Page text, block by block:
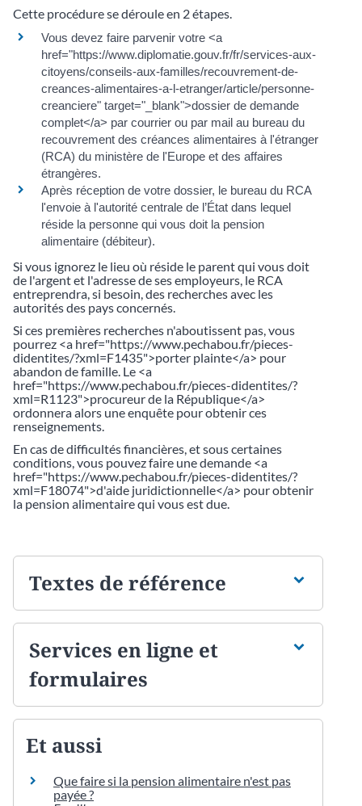
Cette procédure se déroule en 2 étapes.
Vous devez faire parvenir votre <a
href="https://www.diplomatie.gouv.fr/fr/services-aux-
citoyens/conseils-aux-familles/recouvrement-de-
creances-alimentaires-a-l-etranger/article/personne-
creanciere" target="_blank">dossier de demande
complet</a> par courrier ou par mail au bureau du
recouvrement des créances alimentaires à l'étranger
(RCA) du ministère de l'Europe et des affaires
étrangères.
Après réception de votre dossier, le bureau du RCA
l'envoie à l'autorité centrale de l’État dans lequel
réside la personne qui vous doit la pension
alimentaire (débiteur).
Si vous ignorez le lieu où réside le parent qui vous doit
de l'argent et l'adresse de ses employeurs, le RCA
entreprendra, si besoin, des recherches avec les
autorités des pays concernés.
Si ces premières recherches n'aboutissent pas, vous
pourrez <a href="https://www.pechabou.fr/pieces-
didentites/?xml=F1435">porter plainte</a> pour
abandon de famille. Le <a
href="https://www.pechabou.fr/pieces-didentites/?
xml=R1123">procureur de la République</a>
ordonnera alors une enquête pour obtenir ces
renseignements.
En cas de difficultés financières, et sous certaines
conditions, vous pouvez faire une demande <a
href="https://www.pechabou.fr/pieces-didentites/?
xml=F18074">d'aide juridictionnelle</a> pour obtenir
la pension alimentaire qui vous est due.
Textes de référence
Services en ligne et
formulaires
Et aussi
Que faire si la pension alimentaire n'est pas
payée ?